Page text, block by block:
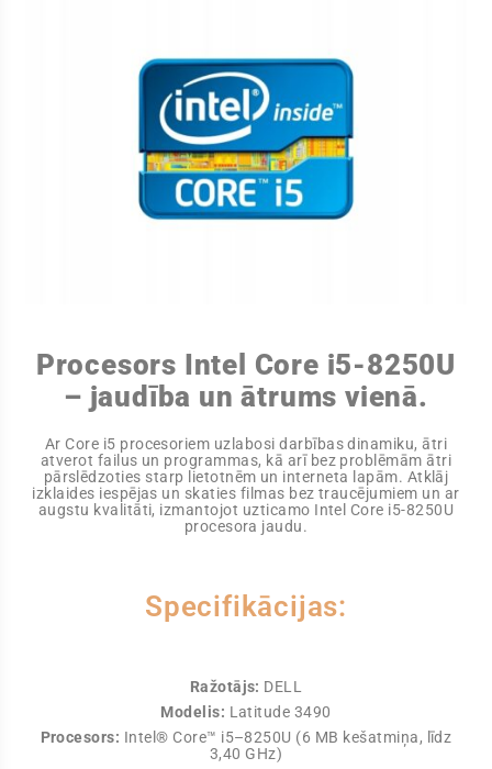
Procesors Intel Core i5-8250U
– jaudība un ātrums vienā.
Ar Core i5 procesoriem uzlabosi darbības dinamiku, ātri
atverot failus un programmas, kā arī bez problēmām ātri
pārslēdzoties starp lietotnēm un interneta lapām. Atklāj
izklaides iespējas un skaties filmas bez traucējumiem un ar
augstu kvalitāti, izmantojot uzticamo Intel Core i5-8250U
procesora jaudu.
Specifikācijas:
Ražotājs: DELL
Modelis: Latitude 3490
Procesors: Intel® Core™ i5–8250U (6 MB kešatmiņa, līdz
3,40 GHz)